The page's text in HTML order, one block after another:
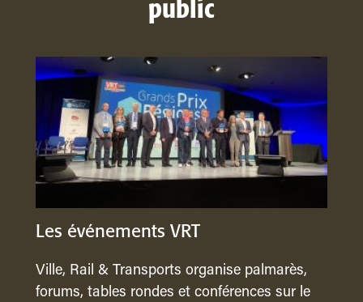
public
Les événements VRT
Ville, Rail & Transports organise palmarès,
forums, tables rondes et conférences sur le